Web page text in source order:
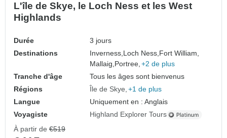
L'île de Skye, le Loch Ness et les West
Highlands
Durée
3 jours
Destinations
Inverness,Loch Ness,Fort William,
Mallaig,Portree, +2 de plus
Tranche d'âge
Tous les âges sont bienvenus
Régions
Île de Skye +1 de plus
Langue
Uniquement en : Anglais
Voyagiste
Highland Explorer Tours
À partir de €519